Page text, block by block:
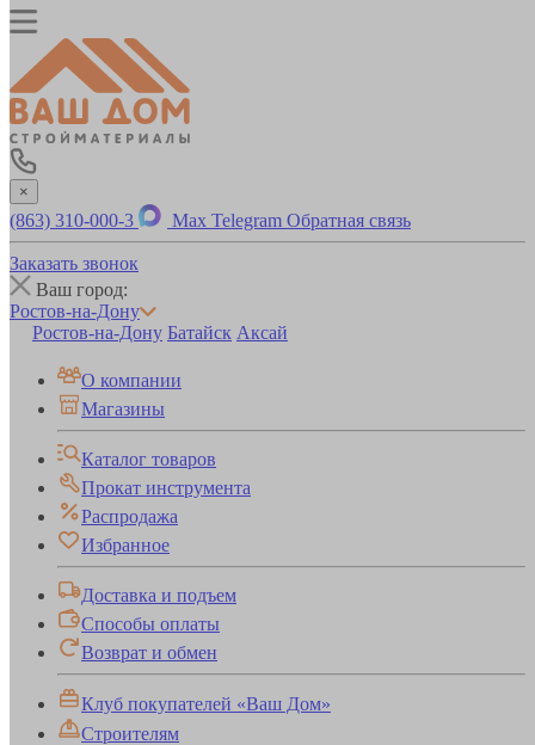
×
(863) 310-000-3 Max Telegram Обратная связь
Заказать звонок
Ваш город:
Ростов-на-Дону
Ростов-на-Дону Батайск Аксай
О компании
Магазины
Каталог товаров
Прокат инструмента
Распродажа
Избранное
Доставка и подъем
Способы оплаты
Возврат и обмен
Клуб покупателей «Ваш Дом»
Строителям